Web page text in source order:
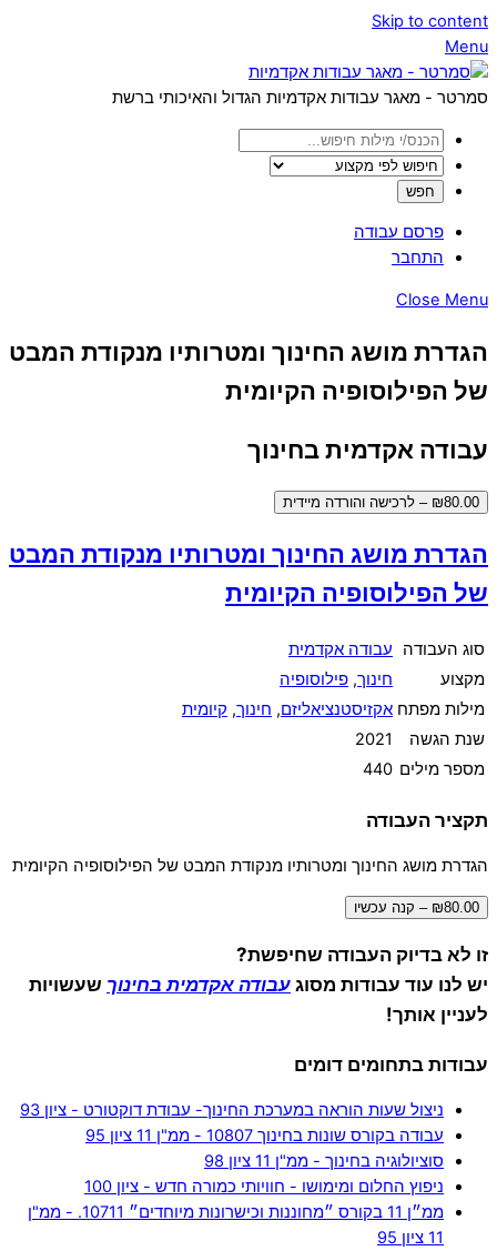
Skip to content
Menu
סמרטר - מאגר עבודות אקדמיות הגדול והאיכותי ברשת
פרסם עבודה
התחבר
Close Menu
הגדרת מושג החינוך ומטרותיו מנקודת המבט
של הפילוסופיה הקיומית
עבודה אקדמית בחינוך
₪80.00 – לרכישה והורדה מיידית
הגדרת מושג החינוך ומטרותיו מנקודת המבט
של הפילוסופיה הקיומית
סוג העבודה
עבודה אקדמית
מקצוע
חינוך, פילוסופיה
מילות מפתח אקזיסטנציאליזם, חינוך, קיומית
שנת הגשה
2021
מספר מילים 440
תקציר העבודה
הגדרת מושג החינוך ומטרותיו מנקודת המבט של הפילוסופיה הקיומית
₪80.00 – קנה עכשיו
זו לא בדיוק העבודה שחיפשת?
יש לנו עוד עבודות מסוגעבודה אקדמית בחינוך שעשויות
לעניין אותך!
עבודות בתחומים דומים
ניצול שעות הוראה במערכת החינוך- עבודת דוקטורט - ציון 93
עבודה בקורס שונות בחינוך 10807 - ממ"ן 11 ציון 95
סוציולוגיה בחינוך - ממ"ן 11 ציון 98
ניפוץ החלום ומימושו - חוויותי כמורה חדש - ציון 100
ממ״ן 11 בקורס ״מחוננות וכישרונות מיוחדים״ 10711. - ממ"ן
11 ציון 95